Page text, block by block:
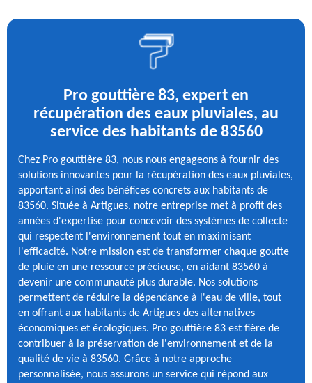
Pro gouttière 83, expert en
récupération des eaux pluviales, au
service des habitants de 83560
Chez Pro gouttière 83, nous nous engageons à fournir des
solutions innovantes pour la récupération des eaux pluviales,
apportant ainsi des bénéfices concrets aux habitants de
83560. Située à Artigues, notre entreprise met à profit des
années d'expertise pour concevoir des systèmes de collecte
qui respectent l'environnement tout en maximisant
l'efficacité. Notre mission est de transformer chaque goutte
de pluie en une ressource précieuse, en aidant 83560 à
devenir une communauté plus durable. Nos solutions
permettent de réduire la dépendance à l'eau de ville, tout
en offrant aux habitants de Artigues des alternatives
économiques et écologiques. Pro gouttière 83 est fière de
contribuer à la préservation de l'environnement et de la
qualité de vie à 83560. Grâce à notre approche
personnalisée, nous assurons un service qui répond aux